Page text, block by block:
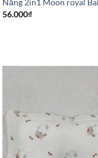
Năng 2in1 Moon royal
56.000₫